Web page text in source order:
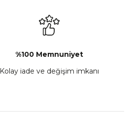
%100 Memnuniyet
Kolay iade ve değişim imkanı